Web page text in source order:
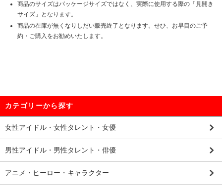
商品のサイズはパッケージサイズではなく、実際に使用する際の「見開き
サイズ」となります。
商品の在庫が無くなりしだい販売終了となります。せひ、お早目のご予
約・ご購入をお勧めいたします。
カテゴリーから探す
女性アイドル・女性タレント・女優
男性アイドル・男性タレント・俳優
アニメ・ヒーロー・キャラクター